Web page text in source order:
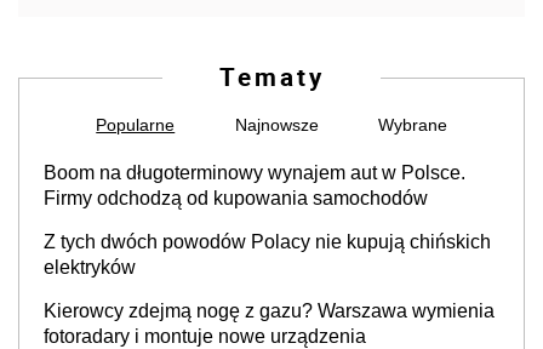
Tematy
Popularne Najnowsze Wybrane
Boom na długoterminowy wynajem aut w Polsce.
Firmy odchodzą od kupowania samochodów
Z tych dwóch powodów Polacy nie kupują chińskich
elektryków
Kierowcy zdejmą nogę z gazu? Warszawa wymienia
fotoradary i montuje nowe urządzenia